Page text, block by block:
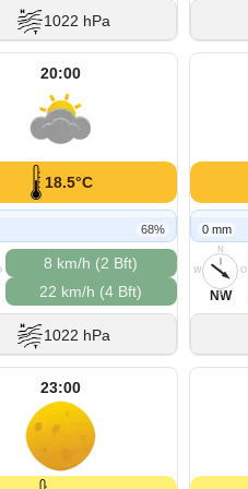
1022 hPa
20:00
18.5°C
68%
8 km/h (2 Bft)
22 km/h (4 Bft)
1022 hPa
0 mm
N
O
S
W
NW
23:00